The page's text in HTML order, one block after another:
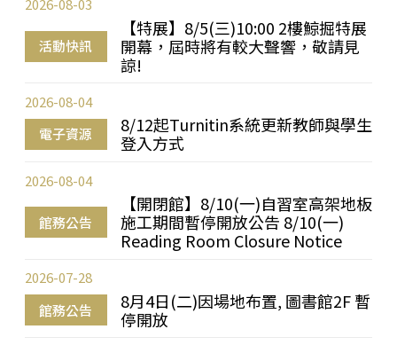
活動快訊
【特展】8/5(三)10:00 2樓鯨掘特展
開幕，屆時將有較大聲響，敬請見
諒!
2026-08-03
電子資源
8/12起Turnitin系統更新教師與學生
登入方式
2026-08-04
館務公告
【開閉館】8/10(一)自習室高架地板
施工期間暫停開放公告 8/10(一)
Reading Room Closure Notice
2026-08-04
館務公告
8月4日(二)因場地布置, 圖書館2F 暫
停開放
2026-07-28